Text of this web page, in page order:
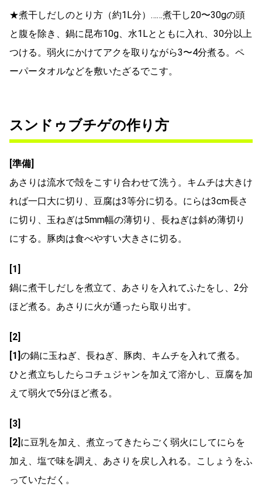
★煮干しだしのとり方（約1L分）……煮干し20〜30gの頭
と腹を除き、鍋に昆布10g、水1Lとともに入れ、30分以上
つける。弱火にかけてアクを取りながら3〜4分煮る。ペ
ーパータオルなどを敷いたざるでこす。
スンドゥブチゲの作り方
[準備]
あさりは流水で殻をこすり合わせて洗う。キムチは大きけ
れば一口大に切り、豆腐は3等分に切る。にらは3cm長さ
に切り、玉ねぎは5mm幅の薄切り、長ねぎは斜め薄切り
にする。豚肉は食べやすい大きさに切る。
[1]
鍋に煮干しだしを煮立て、あさりを入れてふたをし、2分
ほど煮る。あさりに火が通ったら取り出す。
[2]
[1]の鍋に玉ねぎ、長ねぎ、豚肉、キムチを入れて煮る。
ひと煮立ちしたらコチュジャンを加えて溶かし、豆腐を加
えて弱火で5分ほど煮る。
[3]
[2] に豆乳を加え、煮立ってきたらごく弱火にしてにらを
加え、塩で味を調え、あさりを戻し入れる。こしょうをふ
っていただく。